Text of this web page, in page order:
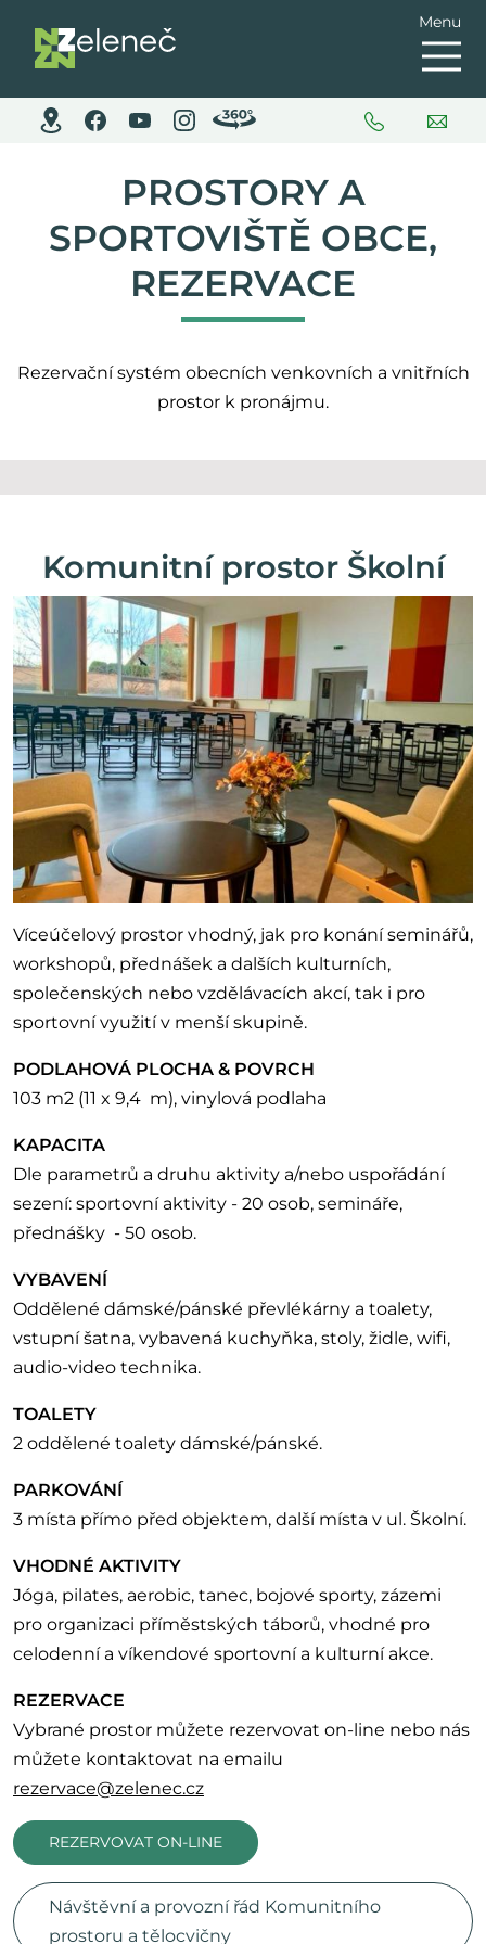
Menu
PROSTORY A
SPORTOVIŠTĚ OBCE,
REZERVACE
Rezervační systém obecních venkovních a vnitřních
prostor k pronájmu.
Komunitní prostor Školní
Víceúčelový prostor vhodný, jak pro konání seminářů,
workshopů, přednášek a dalších kulturních,
společenských nebo vzdělávacích akcí, tak i pro
sportovní využití v menší skupině.
PODLAHOVÁ PLOCHA & POVRCH
103 m2 (11 x 9,4 m), vinylová podlaha
KAPACITA
Dle parametrů a druhu aktivity a/nebo uspořádání
sezení: sportovní aktivity - 20 osob, semináře,
přednášky - 50 osob.
VYBAVENÍ
Oddělené dámské/pánské převlékárny a toalety,
vstupní šatna, vybavená kuchyňka, stoly, židle, wifi,
audio-video technika.
TOALETY
2 oddělené toalety dámské/pánské.
PARKOVÁNÍ
3 místa přímo před objektem, další místa v ul. Školní.
VHODNÉ AKTIVITY
Jóga, pilates, aerobic, tanec, bojové sporty, zázemi
pro organizaci příměstských táborů, vhodné pro
celodenní a víkendové sportovní a kulturní akce.
REZERVACE
Vybrané prostor můžete rezervovat on-line nebo nás
můžete kontaktovat na emailu
rezervace@zelenec.cz
REZERVOVAT ON-LINE
Návštěvní a provozní řád Komunitního
prostoru a tělocvičny